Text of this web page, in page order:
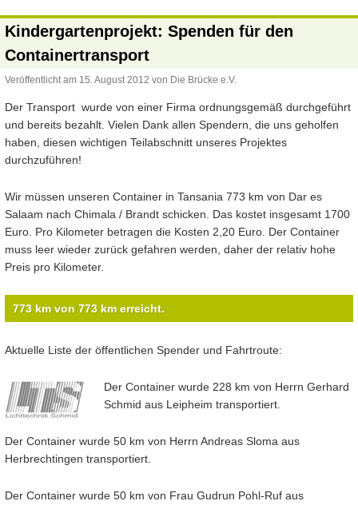
Kindergartenprojekt: Spenden für den
Containertransport
Veröffentlicht am 15. August 2012 von Die Brücke e.V.
Der Transport wurde von einer Firma ordnungsgemäß durchgeführt
und bereits bezahlt. Vielen Dank allen Spendern, die uns geholfen
haben, diesen wichtigen Teilabschnitt unseres Projektes
durchzuführen!
Wir müssen unseren Container in Tansania 773 km von Dar es
Salaam nach Chimala / Brandt schicken. Das kostet insgesamt 1700
Euro. Pro Kilometer betragen die Kosten 2,20 Euro. Der Container
muss leer wieder zurück gefahren werden, daher der relativ hohe
Preis pro Kilometer.
773 km von 773 km erreicht.
773 km von 773 km erreicht.
Aktuelle Liste der öffentlichen Spender und Fahrtroute:
Der Container wurde 228 km von Herrn Gerhard
Schmid aus Leipheim transportiert.
Der Container wurde 50 km von Herrn Andreas Sloma aus
Herbrechtingen transportiert.
Der Container wurde 50 km von Frau Gudrun Pohl-Ruf aus